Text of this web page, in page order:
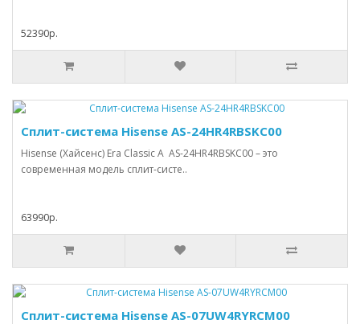
52390р.
Сплит-система Hisense AS-24HR4RBSKC00
Hisense (Хайсенс) Era Classic A AS-24HR4RBSKC00 – это
современная модель сплит-систе..
63990р.
Сплит-система Hisense AS-07UW4RYRCM00